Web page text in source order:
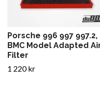
Porsche 996 997 997.2,
BMC Model Adapted
Filter
1 220 kr